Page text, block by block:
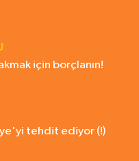
için borçlanın!
tehdit ediyor (!)